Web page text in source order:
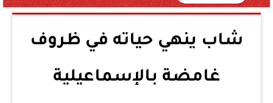
شاب ينهي حياته في ظروف
غامضة بالإسماعيلية